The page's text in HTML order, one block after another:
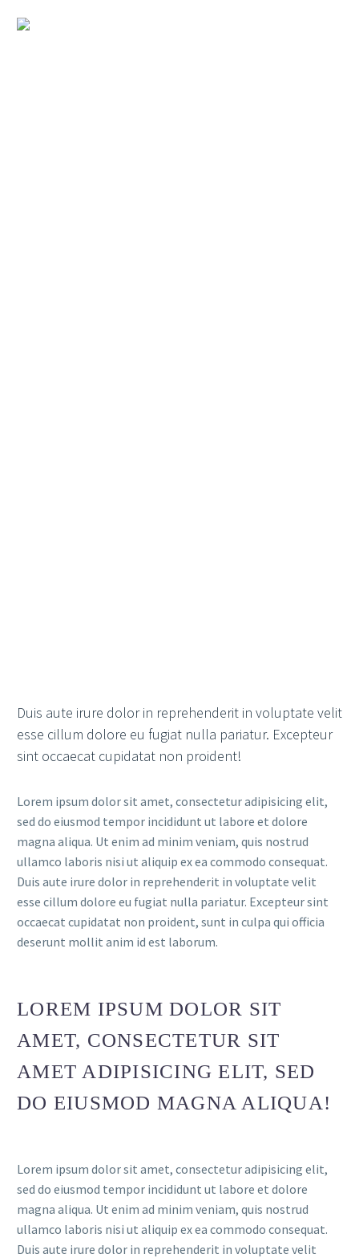
Duis aute irure dolor in reprehenderit in voluptate velit
esse cillum dolore eu fugiat nulla pariatur. Excepteur
sint occaecat cupidatat non proident!
Lorem ipsum dolor sit amet, consectetur adipisicing elit,
sed do eiusmod tempor incididunt ut labore et dolore
magna aliqua. Ut enim ad minim veniam, quis nostrud
ullamco laboris nisi ut aliquip ex ea commodo consequat.
Duis aute irure dolor in reprehenderit in voluptate velit
esse cillum dolore eu fugiat nulla pariatur. Excepteur sint
occaecat cupidatat non proident, sunt in culpa qui officia
deserunt mollit anim id est laborum.
LOREM IPSUM DOLOR SIT
AMET, CONSECTETUR SIT
AMET ADIPISICING ELIT, SED
DO EIUSMOD MAGNA ALIQUA!
Lorem ipsum dolor sit amet, consectetur adipisicing elit,
sed do eiusmod tempor incididunt ut labore et dolore
magna aliqua. Ut enim ad minim veniam, quis nostrud
ullamco laboris nisi ut aliquip ex ea commodo consequat.
Duis aute irure dolor in reprehenderit in voluptate velit